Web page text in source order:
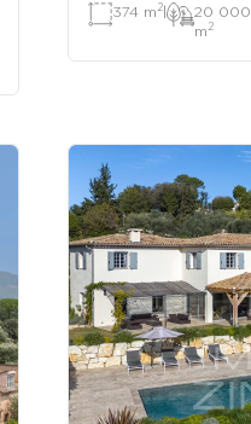
374 m 2|
20 000
m 2